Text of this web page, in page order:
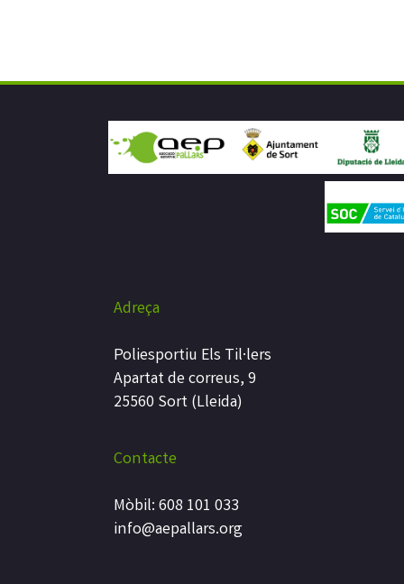
Adreça
Poliesportiu Els Til·lers
Apartat de correus, 9
25560 Sort (Lleida)
Contacte
Mòbil: 608 101 033
info@aepallars.org